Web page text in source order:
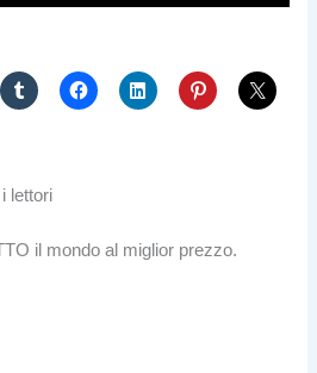
lettori
il mondo al miglior prezzo.